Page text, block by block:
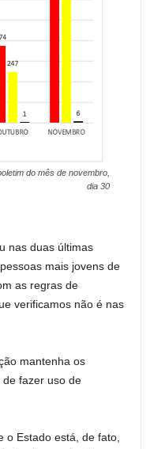
do mês de novembro,
dia 30
nas duas últimas
mais jovens de
as regras de
verificamos não é nas
mantenha os
fazer uso de
Estado está, de fato,